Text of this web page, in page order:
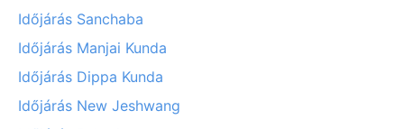
Időjárás Sanchaba
Időjárás Manjai Kunda
Időjárás Dippa Kunda
Időjárás New Jeshwang